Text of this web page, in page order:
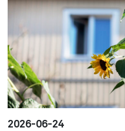
2026-06-24